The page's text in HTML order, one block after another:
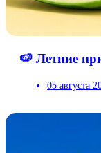
🍉 Летние
05 августа